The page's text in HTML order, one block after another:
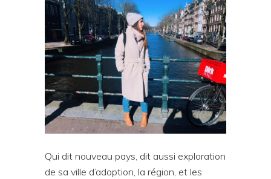
Qui dit nouveau pays, dit aussi exploration
de sa ville d’adoption, la région, et les